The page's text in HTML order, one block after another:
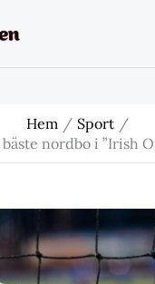
Hem
Sport
nordbo i ”Irish